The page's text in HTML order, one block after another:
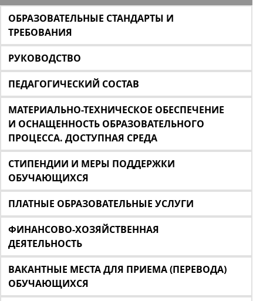
ОБРАЗОВАТЕЛЬНЫЕ СТАНДАРТЫ И
ТРЕБОВАНИЯ
РУКОВОДСТВО
ПЕДАГОГИЧЕСКИЙ СОСТАВ
МАТЕРИАЛЬНО-ТЕХНИЧЕСКОЕ ОБЕСПЕЧЕНИЕ
И ОСНАЩЕННОСТЬ ОБРАЗОВАТЕЛЬНОГО
ПРОЦЕССА. ДОСТУПНАЯ СРЕДА
СТИПЕНДИИ И МЕРЫ ПОДДЕРЖКИ
ОБУЧАЮЩИХСЯ
ПЛАТНЫЕ ОБРАЗОВАТЕЛЬНЫЕ УСЛУГИ
ФИНАНСОВО-ХОЗЯЙСТВЕННАЯ
ДЕЯТЕЛЬНОСТЬ
ВАКАНТНЫЕ МЕСТА ДЛЯ ПРИЕМА (ПЕРЕВОДА)
ОБУЧАЮЩИХСЯ